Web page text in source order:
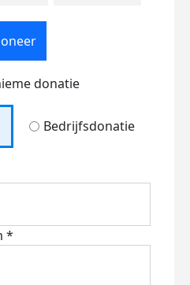
donatie
Bedrijfsdonatie
*